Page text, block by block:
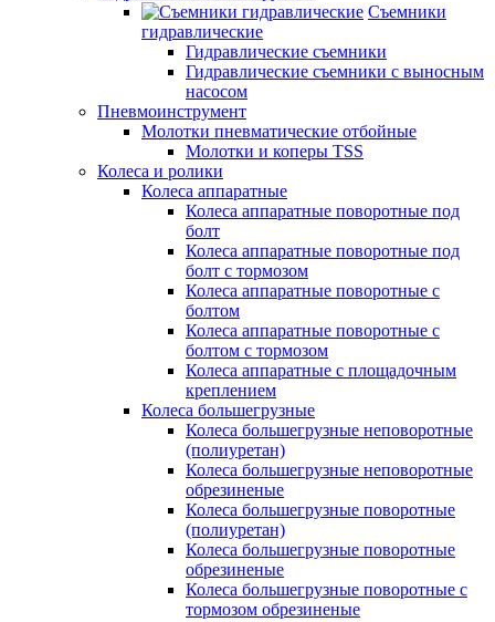
Съемники
гидравлические
Гидравлические съемники
Гидравлические cъемники с выносным
насосом
Пневмоинструмент
Молотки пневматические отбойные
Молотки и коперы TSS
Колеса и ролики
Колеса аппаратные
Колеса аппаратные поворотные под
болт
Колеса аппаратные поворотные под
болт с тормозом
Колеса аппаратные поворотные с
болтом
Колеса аппаратные поворотные с
болтом с тормозом
Колеса аппаратные с площадочным
креплением
Колеса большегрузные
Колеса большегрузные неповоротные
(полиуретан)
Колеса большегрузные неповоротные
обрезиненые
Колеса большегрузные поворотные
(полиуретан)
Колеса большегрузные поворотные
обрезиненые
Колеса большегрузные поворотные с
тормозом обрезиненые